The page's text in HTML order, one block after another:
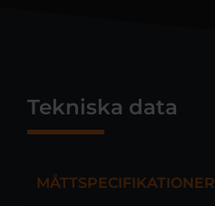
Tekniska data
MÅTTSPECIFIKATIONER